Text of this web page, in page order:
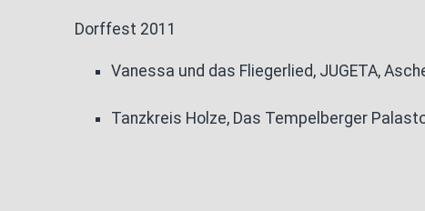
Dorffest 2011
Vanessa und das Fliegerlied, JUGETA,
Tanzkreis Holze, Das Tempelberger